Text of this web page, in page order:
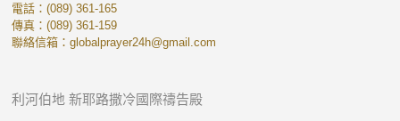
電話：(089) 361-165
傳真：(089) 361-159
聯絡信箱： globalprayer24h@gmail.com
利河伯地 新耶路撒冷國際禱告殿